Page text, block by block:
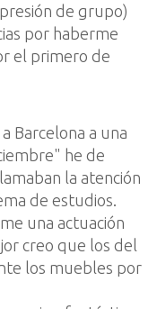
de grupo)
por haberme
el primero de
Barcelona a una
he de
la atención
de estudios.
una actuación
creo que los del
los muebles por